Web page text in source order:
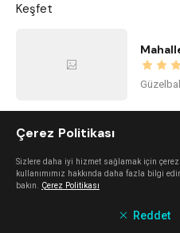
Keşfet
Balçova
imi
Çerez Politikası
Sizlere daha iyi hizmet sağlamak için
kullanımımız hakkında daha fazla bilgi
bakın. Çerez Politikası
Reddet